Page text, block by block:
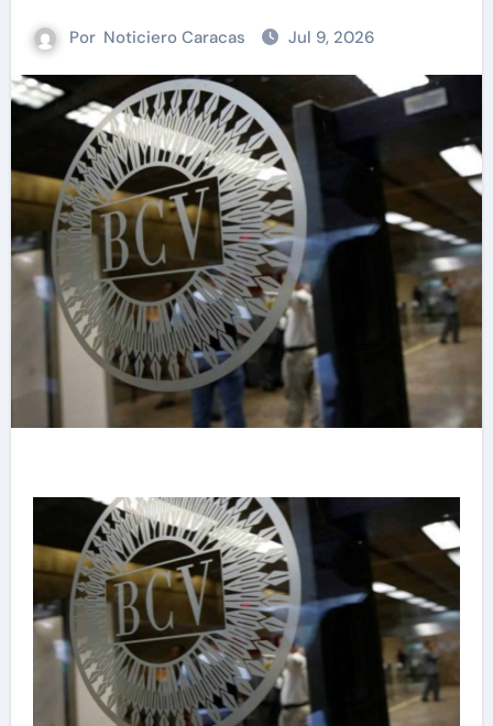
Por Noticiero Caracas Jul 9, 2026